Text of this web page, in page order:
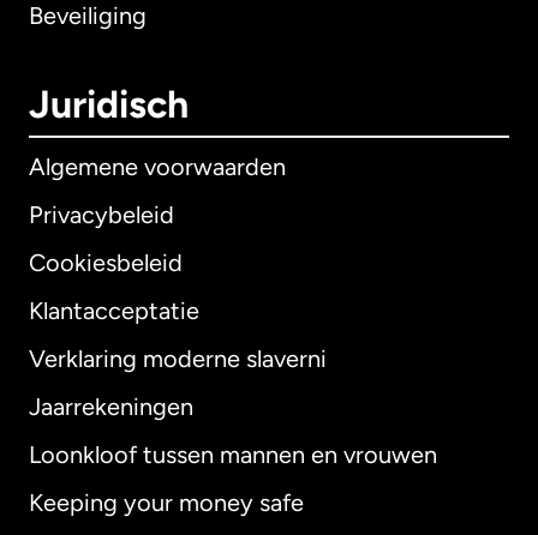
Beveiliging
Juridisch
Algemene voorwaarden
Privacybeleid
Cookiesbeleid
Klantacceptatie
Verklaring moderne slaverni
Jaarrekeningen
Loonkloof tussen mannen en vrouwen
Keeping your money safe
Internationaal English
Australië